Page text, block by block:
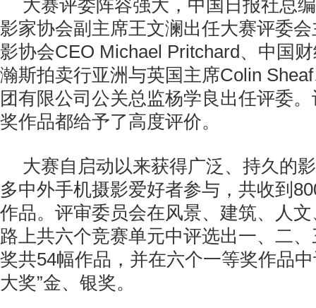
大赛评委阵容强大，中国日报社总
影家协会副主席王文澜出任大赛评委
影协会CEO Michael Pritchard、中国
瀚斯拍卖行亚洲与英国主席Colin
团有限公司公关总监杨学良出任评委
奖作品都给予了高度评价。
大赛自启动以来获得广泛、持久的
多中外手机摄影爱好者参与，共收到
作品。评审委员会在风景、建筑、人
路上共六个竞赛单元中评选出一、二
奖共54幅作品，并在六个一等奖作品
大奖”金、银奖。